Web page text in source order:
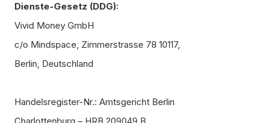
Dienste-Gesetz (DDG):
Vivid Money GmbH
c/o Mindspace, Zimmerstrasse 78 10117,
Berlin, Deutschland
Handelsregister-Nr.: Amtsgericht Berlin